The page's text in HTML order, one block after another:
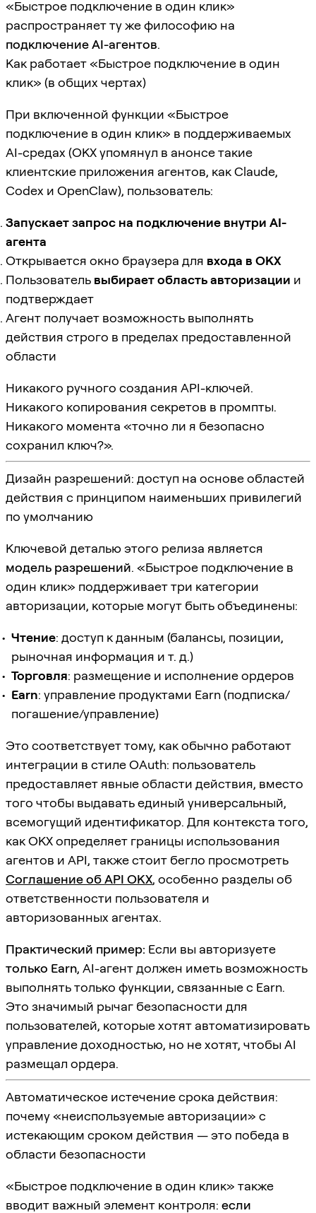
«Быстрое подключение в один клик»
распространяет ту же философию на
подключение AI-агентов.
Как работает «Быстрое подключение в один
клик» (в общих чертах)
При включенной функции «Быстрое
подключение в один клик» в поддерживаемых
AI-средах (OKX упомянул в анонсе такие
клиентские приложения агентов, как Claude,
Codex и OpenClaw), пользователь:
Запускает запрос на подключение внутри AI-
агента
Открывается окно браузера для входа в OKX
Пользователь выбирает область авторизации и
подтверждает
Агент получает возможность выполнять
действия строго в пределах предоставленной
области
Никакого ручного создания API-ключей.
Никакого копирования секретов в промпты.
Никакого момента «точно ли я безопасно
сохранил ключ?».
Дизайн разрешений: доступ на основе областей
действия с принципом наименьших привилегий
по умолчанию
Ключевой деталью этого релиза является
модель разрешений. «Быстрое подключение в
один клик» поддерживает три категории
авторизации, которые могут быть объединены:
Чтение: доступ к данным (балансы, позиции,
рыночная информация и т. д.)
Торговля: размещение и исполнение ордеров
Earn: управление продуктами Earn (подписка/
погашение/управление)
Это соответствует тому, как обычно работают
интеграции в стиле OAuth: пользователь
предоставляет явные области действия, вместо
того чтобы выдавать единый универсальный,
всемогущий идентификатор. Для контекста того,
как OKX определяет границы использования
агентов и API, также стоит бегло просмотреть
Соглашение об API OKX, особенно разделы об
ответственности пользователя и
авторизованных агентах.
Практический пример: Если вы авторизуете
только Earn, AI-агент должен иметь возможность
выполнять только функции, связанные с Earn.
Это значимый рычаг безопасности для
пользователей, которые хотят автоматизировать
управление доходностью, но не хотят, чтобы AI
размещал ордера.
Автоматическое истечение срока действия:
почему «неиспользуемые авторизации» с
истекающим сроком действия — это победа в
области безопасности
«Быстрое подключение в один клик» также
вводит важный элемент контроля: если